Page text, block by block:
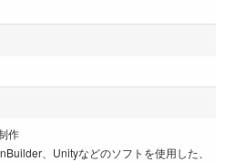
作
、Unityなどのソフトを使用した、